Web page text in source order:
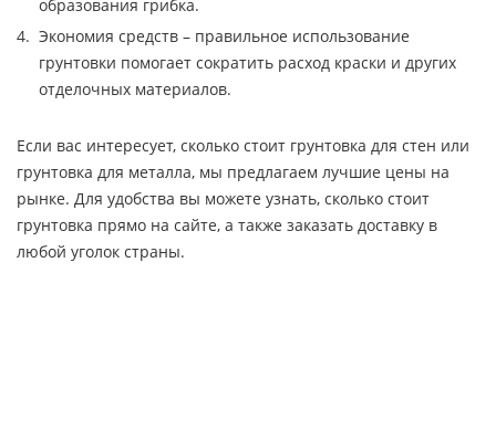
образования грибка.
Экономия средств – правильное использование
грунтовки помогает сократить расход краски и других
отделочных материалов.
Если вас интересует, сколько стоит грунтовка для стен или
грунтовка для металла, мы предлагаем лучшие цены на
рынке. Для удобства вы можете узнать, сколько стоит
грунтовка прямо на сайте, а также заказать доставку в
любой уголок страны.